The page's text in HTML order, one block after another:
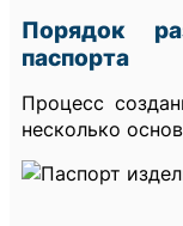
Порядок
паспорта
Процесс
несколько